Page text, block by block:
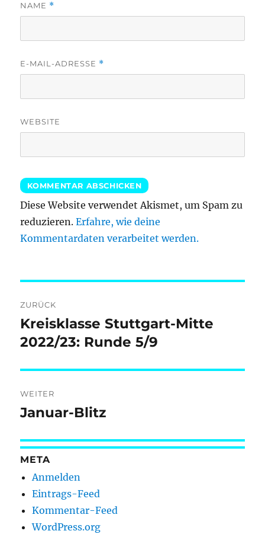
NAME *
E-MAIL-ADRESSE *
WEBSITE
Diese Website verwendet Akismet, um Spam zu
reduzieren.Erfahre, wie deine
Kommentardaten verarbeitet werden.
ZURÜCK
Vorheriger
Beitrag:
Kreisklasse Stuttgart-Mitte
2022/23: Runde 5/9
WEITER
Nächster
Januar-Blitz
META
Anmelden
Eintrags-Feed
Kommentar-Feed
WordPress.org